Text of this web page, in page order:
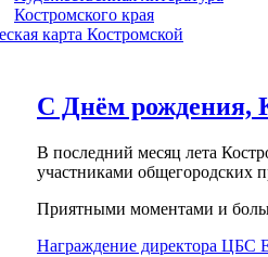
Костромского края
карта Костромской
С Днём рождения,
В последний месяц лета
участниками общегородских
Приятными моментами и
Награждение директора ЦБС